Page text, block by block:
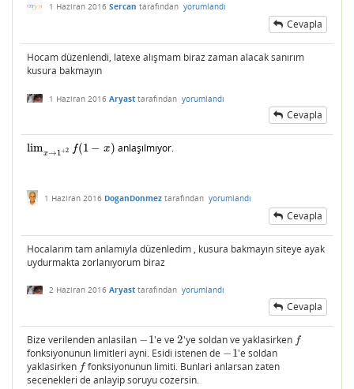
1 Haziran 2016 Sercan tarafından yorumlandı
Cevapla
Hocam düzenlendi, latexe alışmam biraz zaman alacak sanırım
kusura bakmayın
1 Haziran 2016 Aryast tarafından yorumlandı
Cevapla
limx→1+2 f(1 − x)
limx→1+2 f(1− x) anlaşılmıyor.
1 Haziran 2016 DoganDonmez tarafından yorumlandı
Cevapla
Hocalarım tam anlamıyla düzenledim , kusura bakmayın siteye ayak
uydurmakta zorlanıyorum biraz
2 Haziran 2016 Aryast tarafından yorumlandı
Cevapla
Bize verilenden anlasilan −1
−1 'e ve2
2'ye soldan ve yaklasirken f
f
fonksiyonunun limitleri ayni. Esidi istenen de −1
−1 'e soldan
yaklasirken f
f fonksiyonunun limiti. Bunlari anlarsan zaten
secenekleri de anlayip soruyu cozersin.